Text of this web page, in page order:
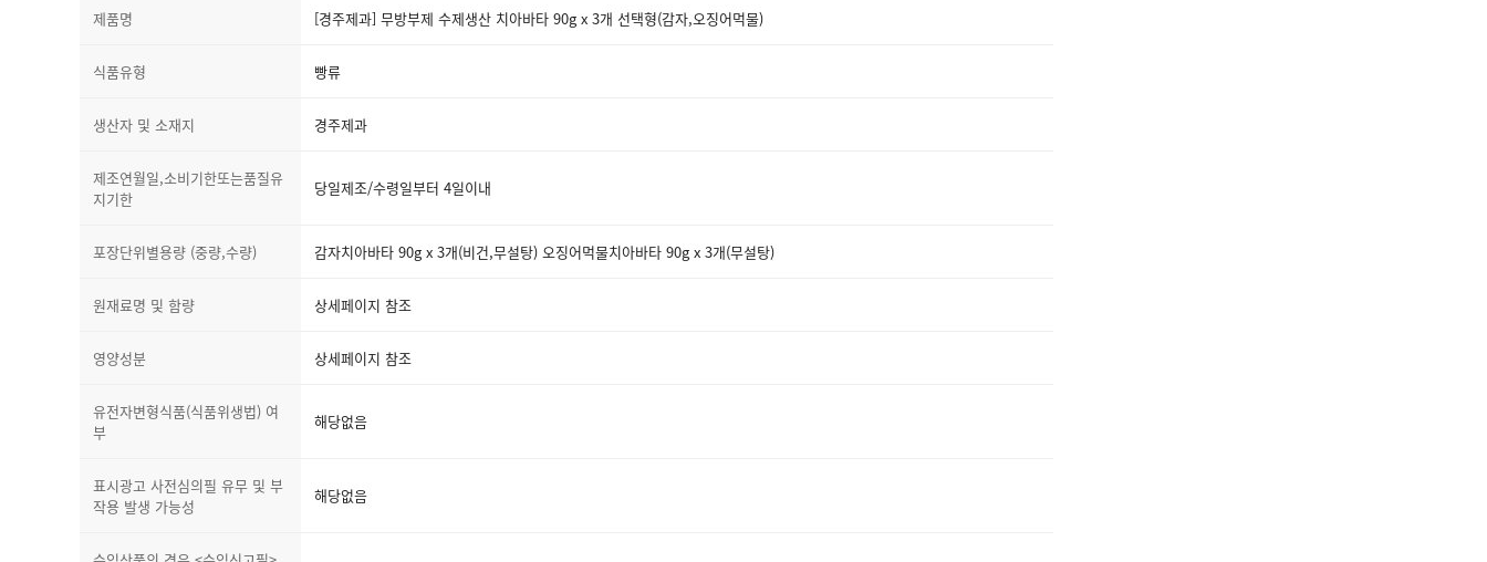
제품명 [경주제과] 무방부제 수제생산 치아바타 90g x 3개 선택형(감자,오징어먹물)
식품유형 빵류
생산자 및 소재지 경주제과
제조연월일,소비기한또는품질유
지기한
당일제조/수령일부터 4일이내
포장단위별용량 (중량,수량) 감자치아바타 90g x 3개(비건,무설탕) 오징어먹물치아바타 90g x 3개(무설탕)
원재료명 및 함량 상세페이지 참조
영양성분 상세페이지 참조
유전자변형식품(식품위생법) 여
부
해당없음
표시광고 사전심의필 유무 및 부
작용 발생 가능성
해당없음